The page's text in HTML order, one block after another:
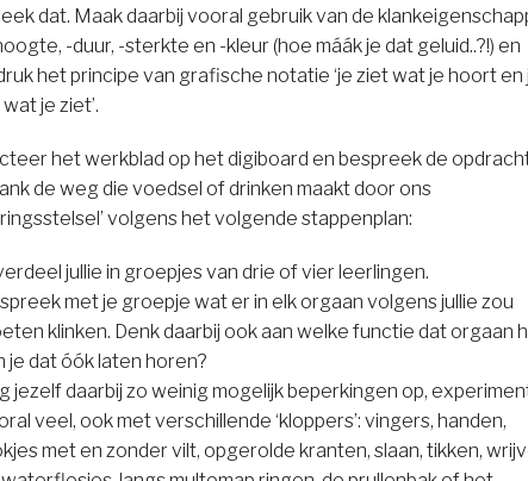
dat. Maak daarbij vooral gebruik van de
-duur, -sterkte en -kleur (hoe máák je dat geluid..?!) en
het principe van grafische notatie ‘je ziet wat je hoort en
je ziet’.
het werkblad op het digiboard en bespreek de
de weg die voedsel of drinken maakt door ons
volgens het volgende stappenplan:
jullie in groepjes van drie of vier leerlingen.
met je groepje wat er in elk orgaan volgens jullie zou
klinken. Denk daarbij ook aan welke functie dat orgaan
je dat óók laten horen?
jezelf daarbij zo weinig mogelijk beperkingen op,
veel, ook met verschillende ‘kloppers’: vingers, handen,
met en zonder vilt, opgerolde kranten, slaan, tikken,